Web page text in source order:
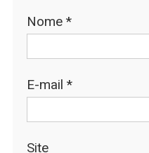
Nome *
E-mail *
Site